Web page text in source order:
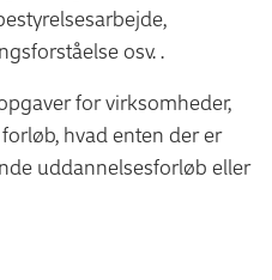
osv. .
for virksomheder,
hvad enten der er
uddannelsesforløb eller